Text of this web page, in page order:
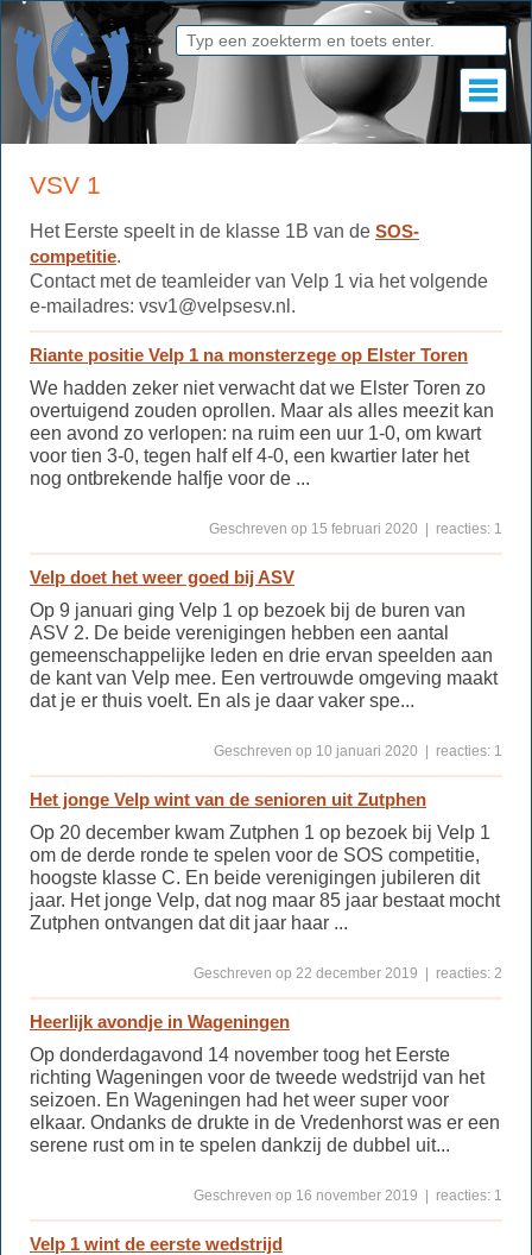
VSV 1
Het Eerste speelt in de klasse 1B van de SOS-
competitie.
Contact met de teamleider van Velp 1 via het volgende
e-mailadres: vsv1@velpsesv.nl.
Riante positie Velp 1 na monsterzege op Elster Toren
We hadden zeker niet verwacht dat we Elster Toren zo
overtuigend zouden oprollen. Maar als alles meezit kan
een avond zo verlopen: na ruim een uur 1-0, om kwart
voor tien 3-0, tegen half elf 4-0, een kwartier later het
nog ontbrekende halfje voor de ...
Geschreven op 15 februari 2020 | reacties: 1
Velp doet het weer goed bij ASV
Op 9 januari ging Velp 1 op bezoek bij de buren van
ASV 2. De beide verenigingen hebben een aantal
gemeenschappelijke leden en drie ervan speelden aan
de kant van Velp mee. Een vertrouwde omgeving maakt
dat je er thuis voelt. En als je daar vaker spe...
Geschreven op 10 januari 2020 | reacties: 1
Het jonge Velp wint van de senioren uit Zutphen
Op 20 december kwam Zutphen 1 op bezoek bij Velp 1
om de derde ronde te spelen voor de SOS competitie,
hoogste klasse C. En beide verenigingen jubileren dit
jaar. Het jonge Velp, dat nog maar 85 jaar bestaat mocht
Zutphen ontvangen dat dit jaar haar ...
Geschreven op 22 december 2019 | reacties: 2
Heerlijk avondje in Wageningen
Op donderdagavond 14 november toog het Eerste
richting Wageningen voor de tweede wedstrijd van het
seizoen. En Wageningen had het weer super voor
elkaar. Ondanks de drukte in de Vredenhorst was er een
serene rust om in te spelen dankzij de dubbel uit...
Geschreven op 16 november 2019 | reacties: 1
Velp 1 wint de eerste wedstrijd